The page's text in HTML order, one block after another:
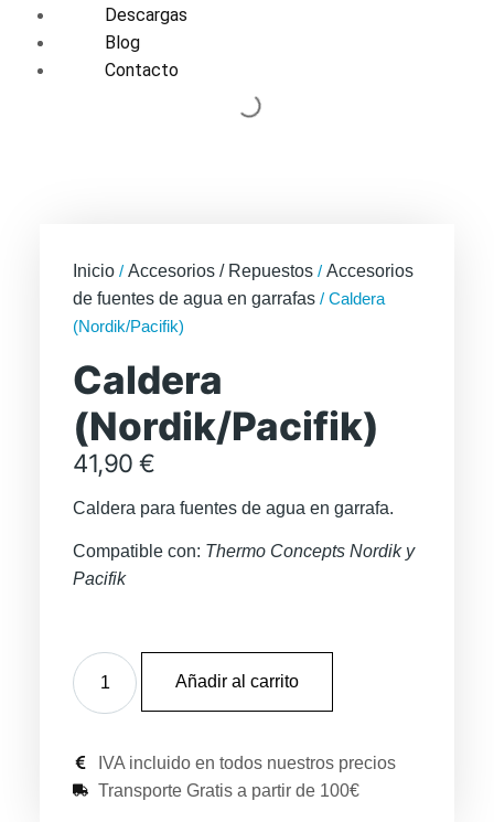
Descargas
Blog
Contacto
Inicio /Accesorios / Repuestos /Accesorios
de fuentes de agua en garrafas / Caldera
(Nordik/Pacifik)
Caldera
(Nordik/Pacifik)
41,90€
Caldera para fuentes de agua en garrafa.
Compatible con: Thermo Concepts Nordik y
Pacifik
Caldera
(Nordik/Pacifik)
cantidad
Añadir al carrito
IVA incluido en todos nuestros precios
Transporte Gratis a partir de 100€